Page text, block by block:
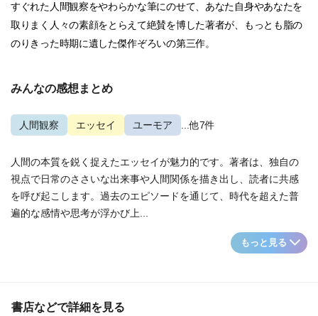
すぐれた人間観察をやわらかな筆にのせて、あなた自身やあなたを
取りまく人々の素顔をとらえて絶賛を博した著者が、もっとも脂の
のりきった時期に遺した傑作ぞろいの第三作。
みんなの感想まとめ
人間観察 エッセイ ユーモア ...他7件
人間の本質を鋭く捉えたエッセイが魅力的です。著者は、独自の
視点で日常のささいな出来事や人間関係を描き出し、読者に共感
を呼び起こします。過去のエピソードを通じて、時代を超えた普
遍的な感情や思考が浮かび上...
もっと見る
書店などで詳細を見る